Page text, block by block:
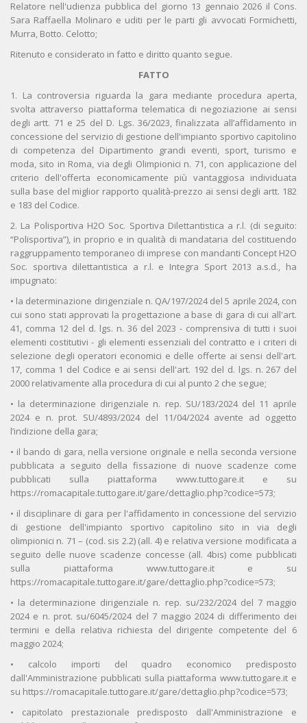
Relatore nell'udienza pubblica del giorno 13 gennaio 2026 il Cons.
Sara Raffaella Molinaro e uditi per le parti gli avvocati Formichetti,
Murra, Botto. Celotto;
Ritenuto e considerato in fatto e diritto quanto segue.
FATTO
1. La controversia riguarda la gara mediante procedura aperta,
svolta attraverso piattaforma telematica di negoziazione ai sensi
degli artt. 71 e 25 del D. Lgs. 36/2023, finalizzata all’affidamento in
concessione del servizio di gestione dell'impianto sportivo capitolino
di competenza del Dipartimento grandi eventi, sport, turismo e
moda, sito in Roma, via degli Olimpionici n. 71, con applicazione del
criterio dell'offerta economicamente più vantaggiosa individuata
sulla base del miglior rapporto qualità-prezzo ai sensi degli artt. 182
e 183 del Codice.
2. La Polisportiva H2O Soc. Sportiva Dilettantistica a r.l. (di seguito:
“Polisportiva”), in proprio e in qualità di mandataria del costituendo
raggruppamento temporaneo di imprese con mandanti Concept H2O
Soc. sportiva dilettantistica a r.l. e Integra Sport 2013 a.s.d., ha
impugnato:
• la determinazione dirigenziale n. QA/197/2024 del 5 aprile 2024, con
cui sono stati approvati la progettazione a base di gara di cui all'art.
41, comma 12 del d. lgs. n. 36 del 2023 - comprensiva di tutti i suoi
elementi costitutivi - gli elementi essenziali del contratto e i criteri di
selezione degli operatori economici e delle offerte ai sensi dell'art.
17, comma 1 del Codice e ai sensi dell'art. 192 del d. lgs. n. 267 del
2000 relativamente alla procedura di cui al punto 2 che segue;
• la determinazione dirigenziale n. rep. SU/183/2024 del 11 aprile
2024 e n. prot. SU/4893/2024 del 11/04/2024 avente ad oggetto
l’indizione della gara;
• il bando di gara, nella versione originale e nella seconda versione
pubblicata a seguito della fissazione di nuove scadenze come
pubblicati sulla piattaforma www.tuttogare.it e su
https://romacapitale.tuttogare.it/gare/dettaglio.php?codice=573;
• il disciplinare di gara per l'affidamento in concessione del servizio
di gestione dell'impianto sportivo capitolino sito in via degli
olimpionici n. 71 – (cod. sis 2.2) (all. 4) e relativa versione modificata a
seguito delle nuove scadenze concesse (all. 4bis) come pubblicati
sulla piattaforma www.tuttogare.it e su
https://romacapitale.tuttogare.it/gare/dettaglio.php?codice=573;
• la determinazione dirigenziale n. rep. su/232/2024 del 7 maggio
2024 e n. prot. su/6045/2024 del 7 maggio 2024 di differimento dei
termini e della relativa richiesta del dirigente competente del 6
maggio 2024;
• calcolo importi del quadro economico predisposto
dall'Amministrazione pubblicati sulla piattaforma www.tuttogare.it e
su https://romacapitale.tuttogare.it/gare/dettaglio.php?codice=573;
• capitolato prestazionale predisposto dall'Amministrazione e